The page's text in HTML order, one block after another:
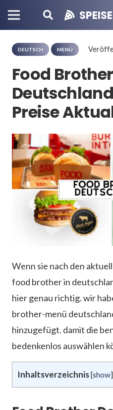
DEUTSCH MENÜ
Food Brother
Preise
Wenn sie nach den
food brother in
hier genau richtig. wir
brother-menü
hinzugefügt. damit die
bedenkenlos auswählen
Inhaltsverzeichnis[show]